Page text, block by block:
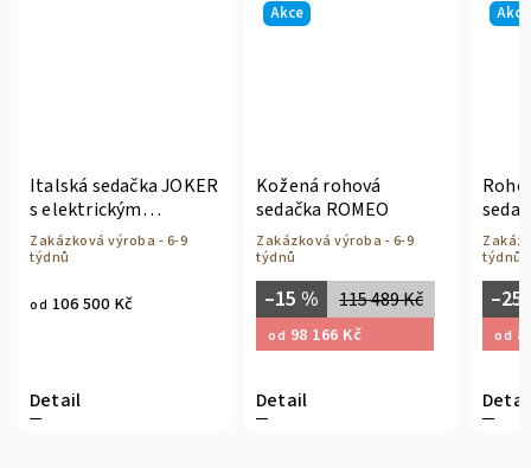
Italská sedačka JOKER
s elektrickým
polohováním
Zakázková výroba - 6-9
týdnů
od 106 500 Kč
Detail
Akce
Kožená rohová
sedačka ROMEO
Zakázková výroba - 6-9
týdnů
115 489 Kč
–15 %
od 98 166 Kč
Detail
Akce
týdnů
–25
od